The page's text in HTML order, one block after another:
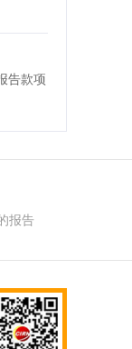
告款项
报告